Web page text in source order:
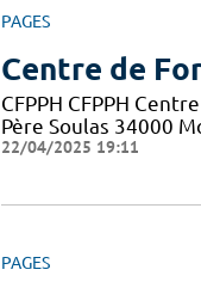
PAGES
Centre de
CFPPH CFPPH
Père Soulas 34000
22/04/2025 19:11
PAGES